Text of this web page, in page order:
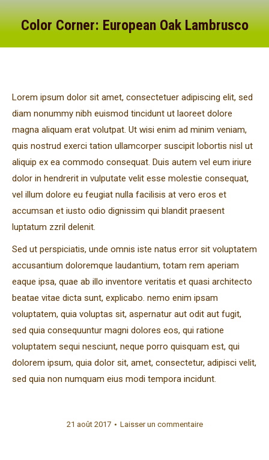
Color Corner: European Oak Lambrusco
Lorem ipsum dolor sit amet, consectetuer adipiscing elit, sed
diam nonummy nibh euismod tincidunt ut laoreet dolore
magna aliquam erat volutpat. Ut wisi enim ad minim veniam,
quis nostrud exerci tation ullamcorper suscipit lobortis nisl ut
aliquip ex ea commodo consequat. Duis autem vel eum iriure
dolor in hendrerit in vulputate velit esse molestie consequat,
vel illum dolore eu feugiat nulla facilisis at vero eros et
accumsan et iusto odio dignissim qui blandit praesent
luptatum zzril delenit.
Sed ut perspiciatis, unde omnis iste natus error sit voluptatem
accusantium doloremque laudantium, totam rem aperiam
eaque ipsa, quae ab illo inventore veritatis et quasi architecto
beatae vitae dicta sunt, explicabo. nemo enim ipsam
voluptatem, quia voluptas sit, aspernatur aut odit aut fugit,
sed quia consequuntur magni dolores eos, qui ratione
voluptatem sequi nesciunt, neque porro quisquam est, qui
dolorem ipsum, quia dolor sit, amet, consectetur, adipisci velit,
sed quia non numquam eius modi tempora incidunt.
21 août 2017 Laisser un commentaire